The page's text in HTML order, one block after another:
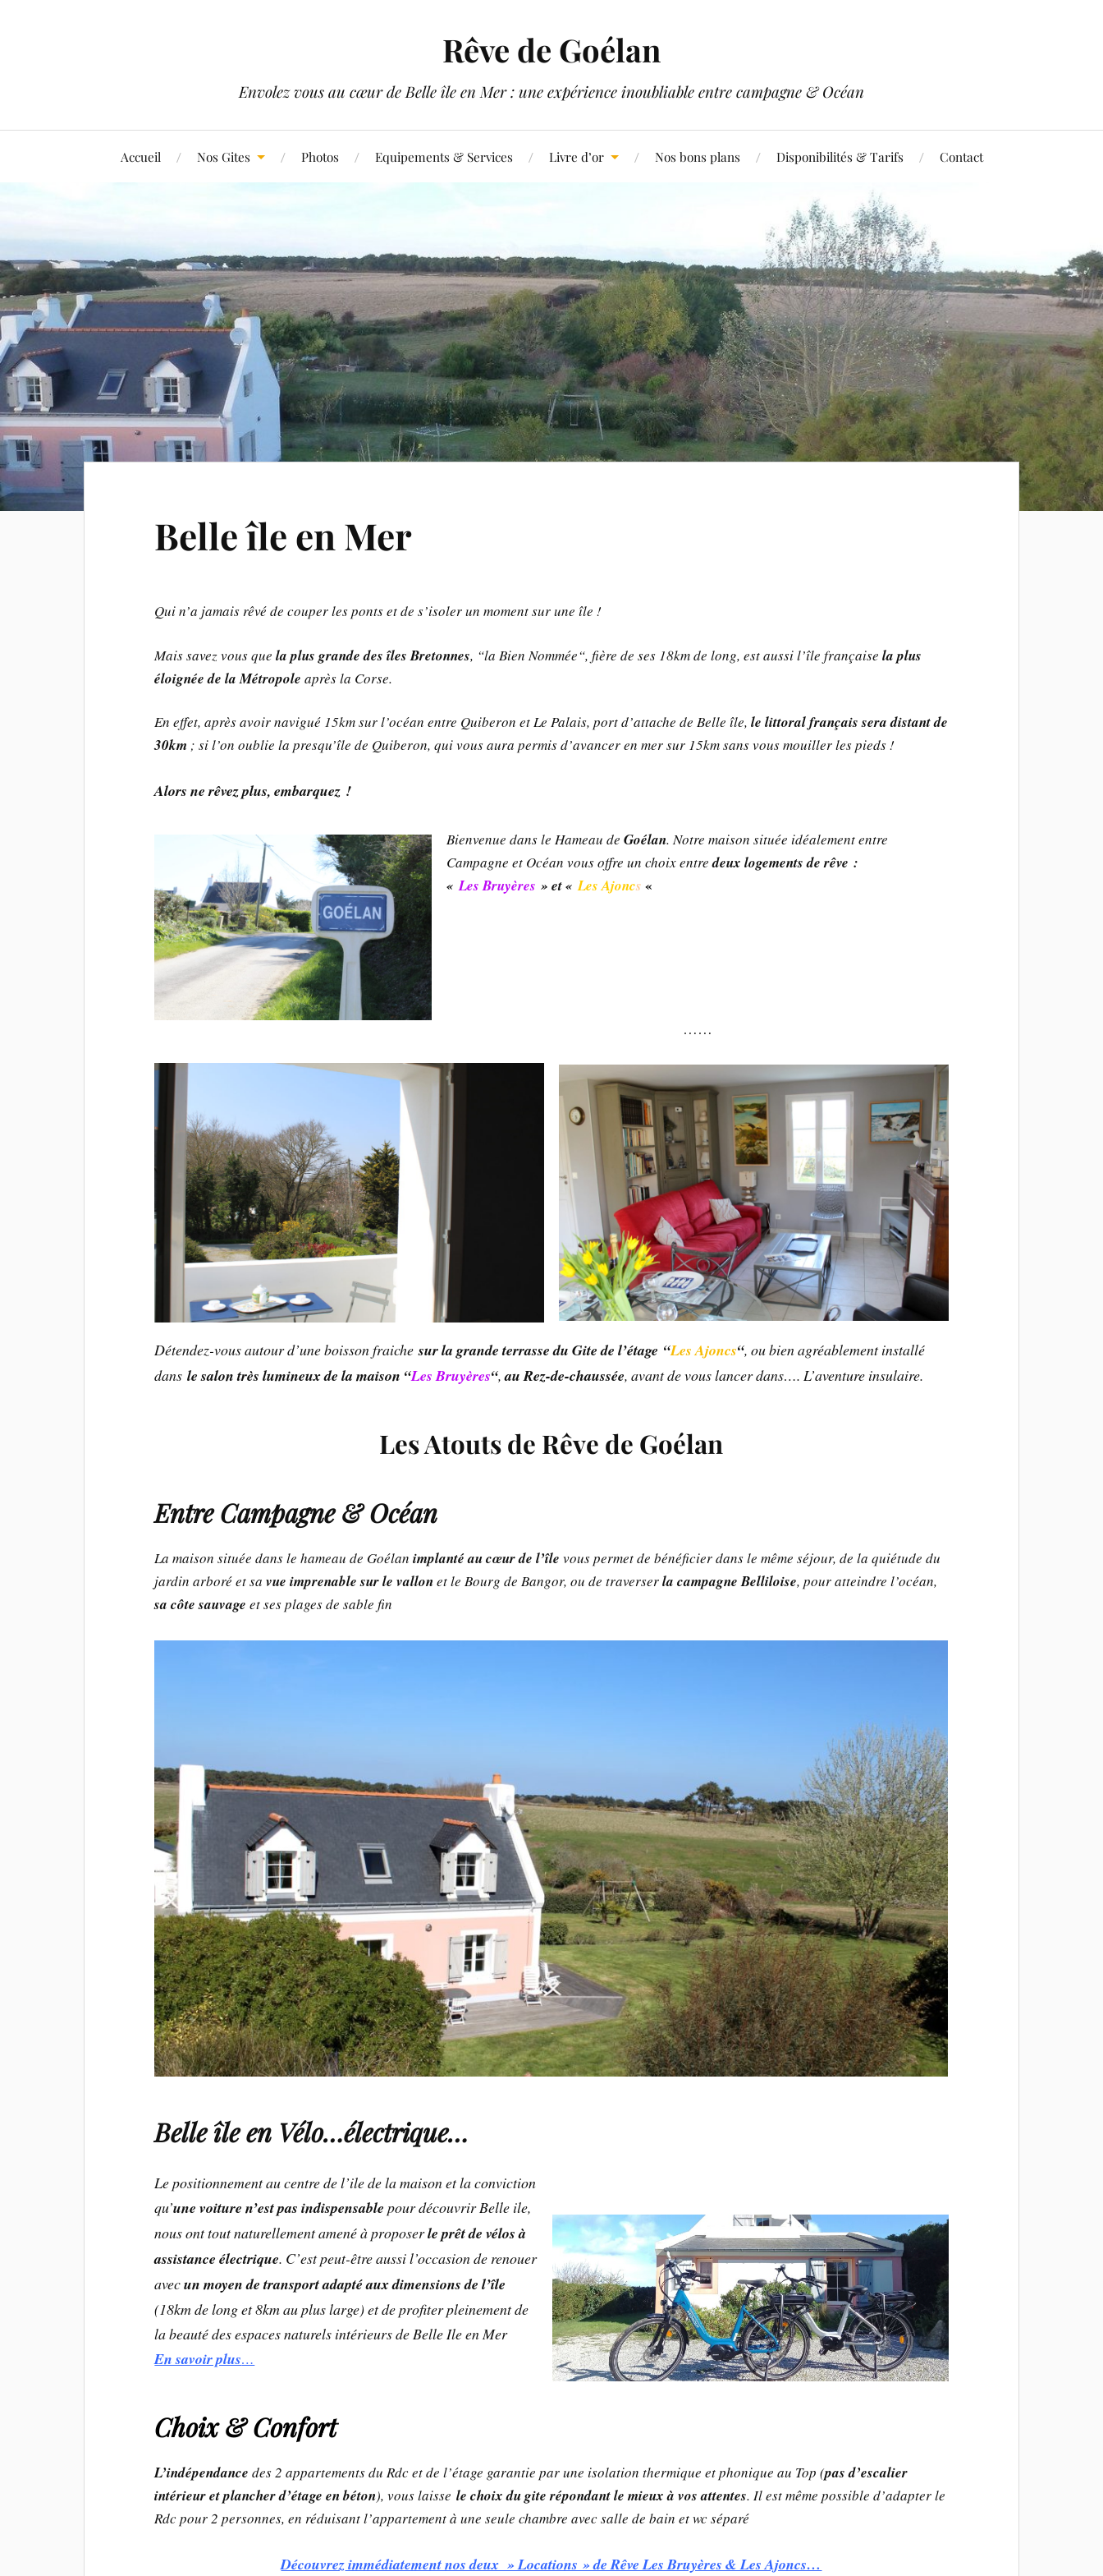
Rêve de Goélan
Envolez vous au cœur de Belle île en Mer : une expérience inoubliable entre campagne & Océan
Accueil Nos Gites Photos Equipements & Services Livre d’or Nos bons plans Disponibilités & Tarifs Contact
Belle île en Mer
Qui n’a jamais rêvé de couper les ponts et de s’isoler un moment sur une île !
Mais savez vous quela plus grande des îles Bretonnes, “la Bien Nommée“, fière de ses 18km de long, est aussi l’île françaisela plus
éloignée de la Métropole après la Corse.
En effet, après avoir navigué 15km sur l’océan entre Quiberon et Le Palais, port d’attache de Belle île,le littoral français sera distant de
30km ; si l’on oublie la presqu’île de Quiberon, qui vous aura permis d’avancer en mer sur 15km sans vous mouiller les pieds !
Alors ne rêvez plus, embarquez !
Bienvenue dans le Hameau de Goélan. Notre maison située idéalement entre
Campagne et Océan vous offre un choix entredeux logements de rêve :
«Les Bruyères » et «Les Ajoncs«
……
Détendez-vous autour d’une boisson fraichesur la grande terrasse du Gite de l’étage “Les Ajoncs“, ou bien agréablement installé
dansle salon très lumineux de la maison “Les Bruyères“,au Rez-de-chaussée, avant de vous lancer dans…. L’aventure insulaire.
Les Atouts de Rêve de Goélan
Entre Campagne & Océan
La maison située dans le hameau de Goélanimplanté au cœur de l’île vous permet de bénéficier dans le même séjour, de la quiétude du
jardin arboré et savue imprenable sur le vallonet le Bourg de Bangor, ou de traverserla campagne Belliloise, pour atteindre l’océan,
sa côte sauvage et ses plages de sable fin
Belle île en Vélo…électrique…
Le positionnement au centre de l’ile de la maison et la conviction
qu’une voiture n’est pas indispensable pour découvrir Belle ile,
nous ont tout naturellement amené à proposerle prêt de vélos à
assistance électrique. C’est peut-être aussi l’occasion de renouer
avecun moyen de transport adapté aux dimensions de l’île
(18km de long et 8km au plus large) et de profiter pleinement de
la beauté des espaces naturels intérieurs de Belle Ile en Mer
En savoir plus…
Choix & Confort
L’indépendancedes 2 appartements du Rdc et de l’étage garantie par une isolation thermique et phonique au Top (pas d’escalier
intérieur et plancher d’étage en béton), vous laissele choix du gite répondant le mieux à vos attentes. Il est même possible d’adapter le
Rdc pour 2 personnes, en réduisant l’appartement à une seule chambre avec salle de bain et wc séparé
Découvrezimmédiatement nos deux » Locations » de Rêve Les Bruyères & Les Ajoncs…